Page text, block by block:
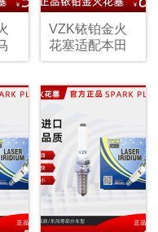
VZK铱铂金火
花塞适配本田